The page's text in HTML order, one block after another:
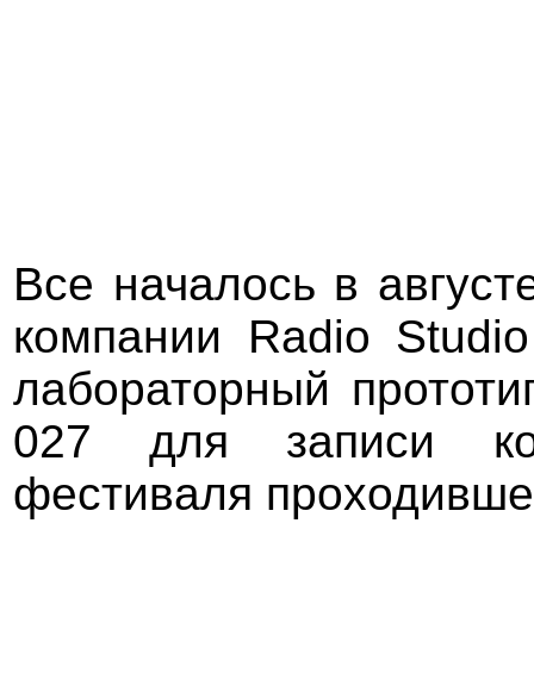
Все началось в
компании Radio
лабораторный
027 для записи
фестиваля